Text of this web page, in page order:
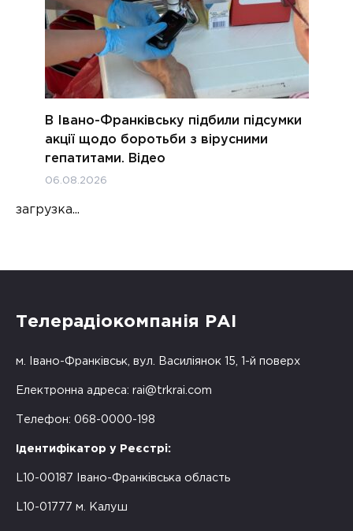
В Івано-Франківську підбили підсумки
акції щодо боротьби з вірусними
гепатитами. Відео
06.08.2026
загрузка...
Телерадіокомпанія РАІ
м. Івано-Франківськ, вул. Василіянок 15, 1-й поверх
Електронна адреса: rai@trkrai.com
Телефон: 068-0000-198
Ідентифікатор у Реєстрі:
L10-00187 Івано-Франківська область
L10-01777 м. Калуш